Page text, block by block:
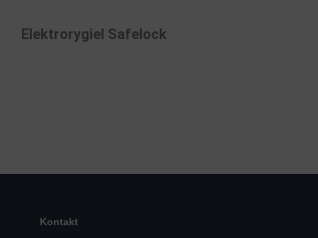
Elektrorygiel Safelock
Kontakt